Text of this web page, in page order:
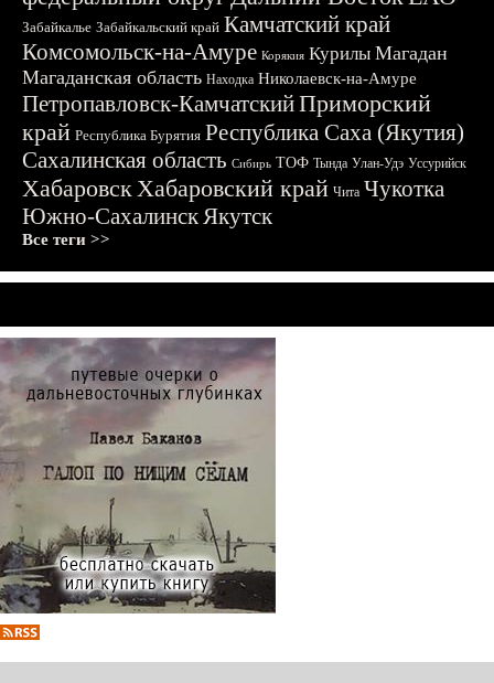
Забайкалье Забайкальский край Камчатский край
Комсомольск-на-Амуре Корякия Курилы Магадан
Магаданская область Находка Николаевск-на-Амуре
Петропавловск-КамчатскийПриморский
край Республика Бурятия Республика Саха (Якутия)
Сахалинская область Сибирь ТОФ Тында Улан-Удэ Уссурийск
ХабаровскХабаровский край Чита Чукотка
Южно-СахалинскЯкутск
Все теги >>